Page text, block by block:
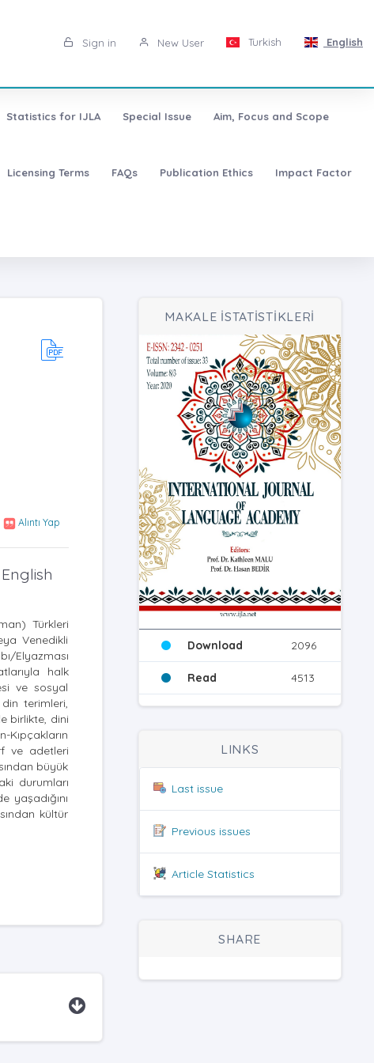
Sign in New User Turkish English
Statistics for IJLA Special Issue Aim, Focus and Scope
Licensing Terms FAQs Publication Ethics Impact Factor
Alıntı Yap
English
Türkleri
Venedikli
Elyazması
halk
ve sosyal
terimleri,
birlikte, dini
ve adetleri
büyük
durumları
yaşadığını
kültür
MAKALE İSTATİSTİKLERİ
Download 2096
Read 4513
LINKS
Last issue
Previous issues
Article Statistics
SHARE